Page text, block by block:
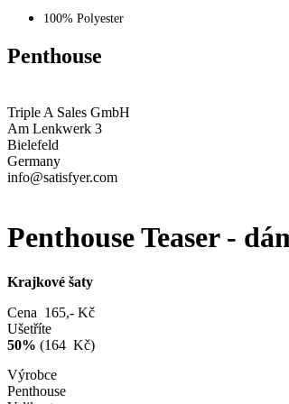
100% Polyester
Penthouse
Triple A Sales GmbH
Am Lenkwerk 3
Bielefeld
Germany
info@satisfyer.com
Penthouse Teaser -
Krajkové šaty
Cena 165,- Kč
Ušetříte
50% (164 Kč)
Výrobce
Penthouse